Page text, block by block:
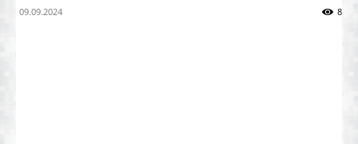
09.09.2024 8